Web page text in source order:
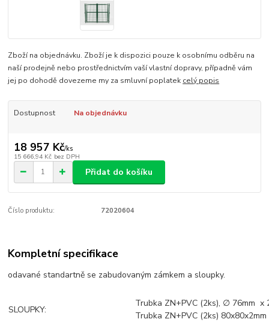
Zboží na objednávku. Zboží je k dispozici pouze k osobnímu odběru na
naší prodejně nebo prostřednictvím vaší vlastní dopravy, případně vám
jej po dohodě dovezeme my za smluvní poplatek celý popis
Dostupnost Na objednávku
18 957 Kč/ks
15 666,94 Kč bez DPH
Přidat do košíku
Číslo produktu: 72020604
Kompletní specifikace
odavané standartně se zabudovaným zámkem a sloupky.
SLOUPKY:
Trubka ZN+PVC (2ks), ∅ 76mm x
Trubka ZN+PVC (2ks) 80x80x2mm